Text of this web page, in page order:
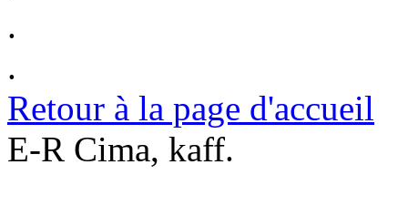
.
.
Retour à la page d'accueil
E-R Cima, kaff.